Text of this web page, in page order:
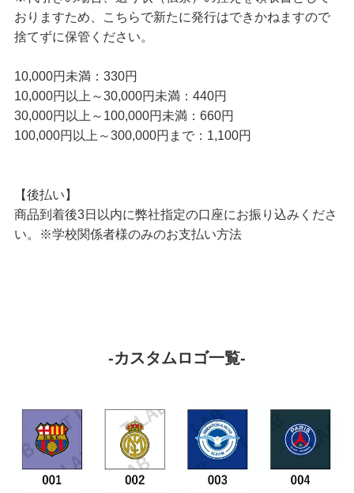
おりますため、こちらで新たに発行はできかねますので
捨てずに保管ください。
10,000円未満：330円
10,000円以上～30,000円未満：440円
30,000円以上～100,000円未満：660円
100,000円以上～300,000円まで：1,100円
【後払い】
商品到着後3日以内に弊社指定の口座にお振り込みくださ
い。※学校関係者様のみのお支払い方法
-カスタムロゴ一覧-